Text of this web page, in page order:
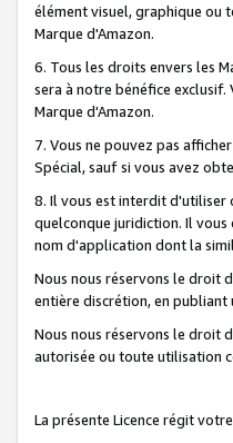
élément visuel, graphique ou
Marque d'Amazon.
6. Tous les droits envers les
sera à notre bénéfice
Marque d'Amazon.
7. Vous ne pouvez pas
Spécial, sauf si vous avez
8. Il vous est interdit d'utiliser
quelconque juridiction. Il
nom d'application dont la
Nous nous réservons le droit
entière discrétion, en publiant
Nous nous réservons le droit
autorisée ou toute utilisation
La présente Licence régit